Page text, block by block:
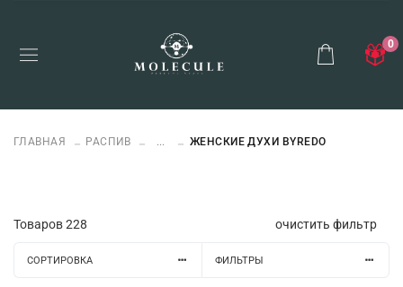
0
ГЛАВНАЯ РАСПИВ ... ЖЕНСКИЕ ДУХИ BYREDO
Товаров228 очистить фильтр
СОРТИРОВКА ФИЛЬТРЫ